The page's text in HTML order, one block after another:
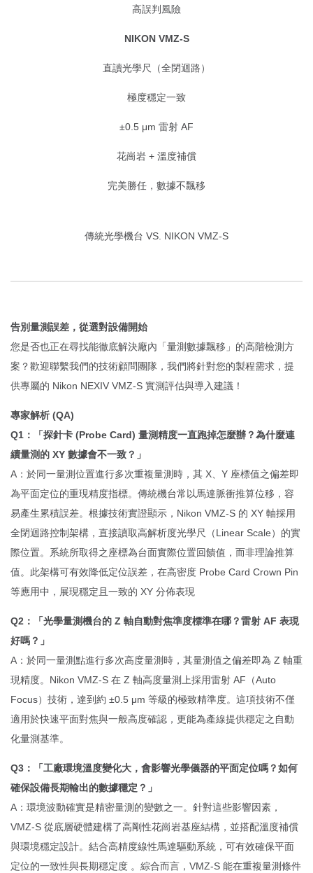
高誤判風險
NIKON VMZ-S
直讀光學尺（全閉迴路）
極度穩定一致
±0.5 μm 雷射 AF
花崗岩 + 溫度補償
完美勝任，數據不飄移
傳統光學機台 VS. NIKON VMZ-S
告別量測誤差，從選對設備開始
您是否也正在尋找能徹底解決廠內「量測數據飄移」的高階檢測方
案？歡迎聯繫我們的技術顧問團隊，我們將針對您的製程需求，提
供專屬的 Nikon NEXIV VMZ-S 實測評估與導入建議！
專家解析 (QA)
Q1：「探針卡 (Probe Card) 量測精度一直跑掉怎麼辦？為什麼連
續量測的 XY 數據會不一致？」
A：於同一量測位置進行多次重複量測時，其 X、Y 座標值之偏差即
為平面定位的重現精度指標。傳統機台常以馬達脈衝推算位移，容
易產生累積誤差。根據技術實證顯示，Nikon VMZ-S 的 XY 軸採用
全閉迴路控制架構，直接讀取高解析度光學尺（Linear Scale）的實
際位置。系統所取得之座標為台面實際位置回饋值，而非理論推算
值。此架構可有效降低定位誤差，在高密度 Probe Card Crown Pin
等應用中，展現穩定且一致的 XY 分佈表現
Q2：「光學量測機台的 Z 軸自動對焦準度標準在哪？雷射 AF 表現
好嗎？」
A：於同一量測點進行多次高度量測時，其量測值之偏差即為 Z 軸重
現精度。Nikon VMZ-S 在 Z 軸高度量測上採用雷射 AF（Auto
Focus）技術，達到約 ±0.5 μm 等級的極致精準度。這項技術不僅
適用於快速平面對焦與一般高度確認，更能為產線提供穩定之自動
化量測基準。
Q3：「工廠環境溫度變化大，會影響光學儀器的平面定位嗎？如何
確保設備長期輸出的數據穩定？」
A：環境波動確實是精密量測的變數之一。針對這些影響因素，
VMZ-S 從底層硬體建構了高剛性花崗岩基座結構，並搭配溫度補償
與環境穩定設計。結合高精度線性馬達驅動系統，可有效確保平面
定位的一致性與長期穩定度 。綜合而言，VMZ-S 能在重複量測條件